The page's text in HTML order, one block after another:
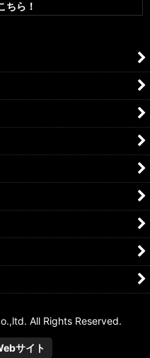
ちら！
All Rights Reserved.
サイト